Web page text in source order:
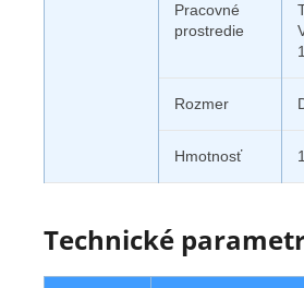
Pracovné
prostredie
Rozmer
Hmotnosť
Technické